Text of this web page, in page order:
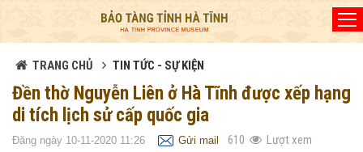
TRANG CHỦ TIN TỨC - SỰ KIỆN
Đền thờ Nguyễn Liên ở Hà Tĩnh được xếp hạng
di tích lịch sử cấp quốc gia
Đăng ngày 10-11-2020 11:26 Gửi mail 610 Lượt xem
Đã kết nối EMC